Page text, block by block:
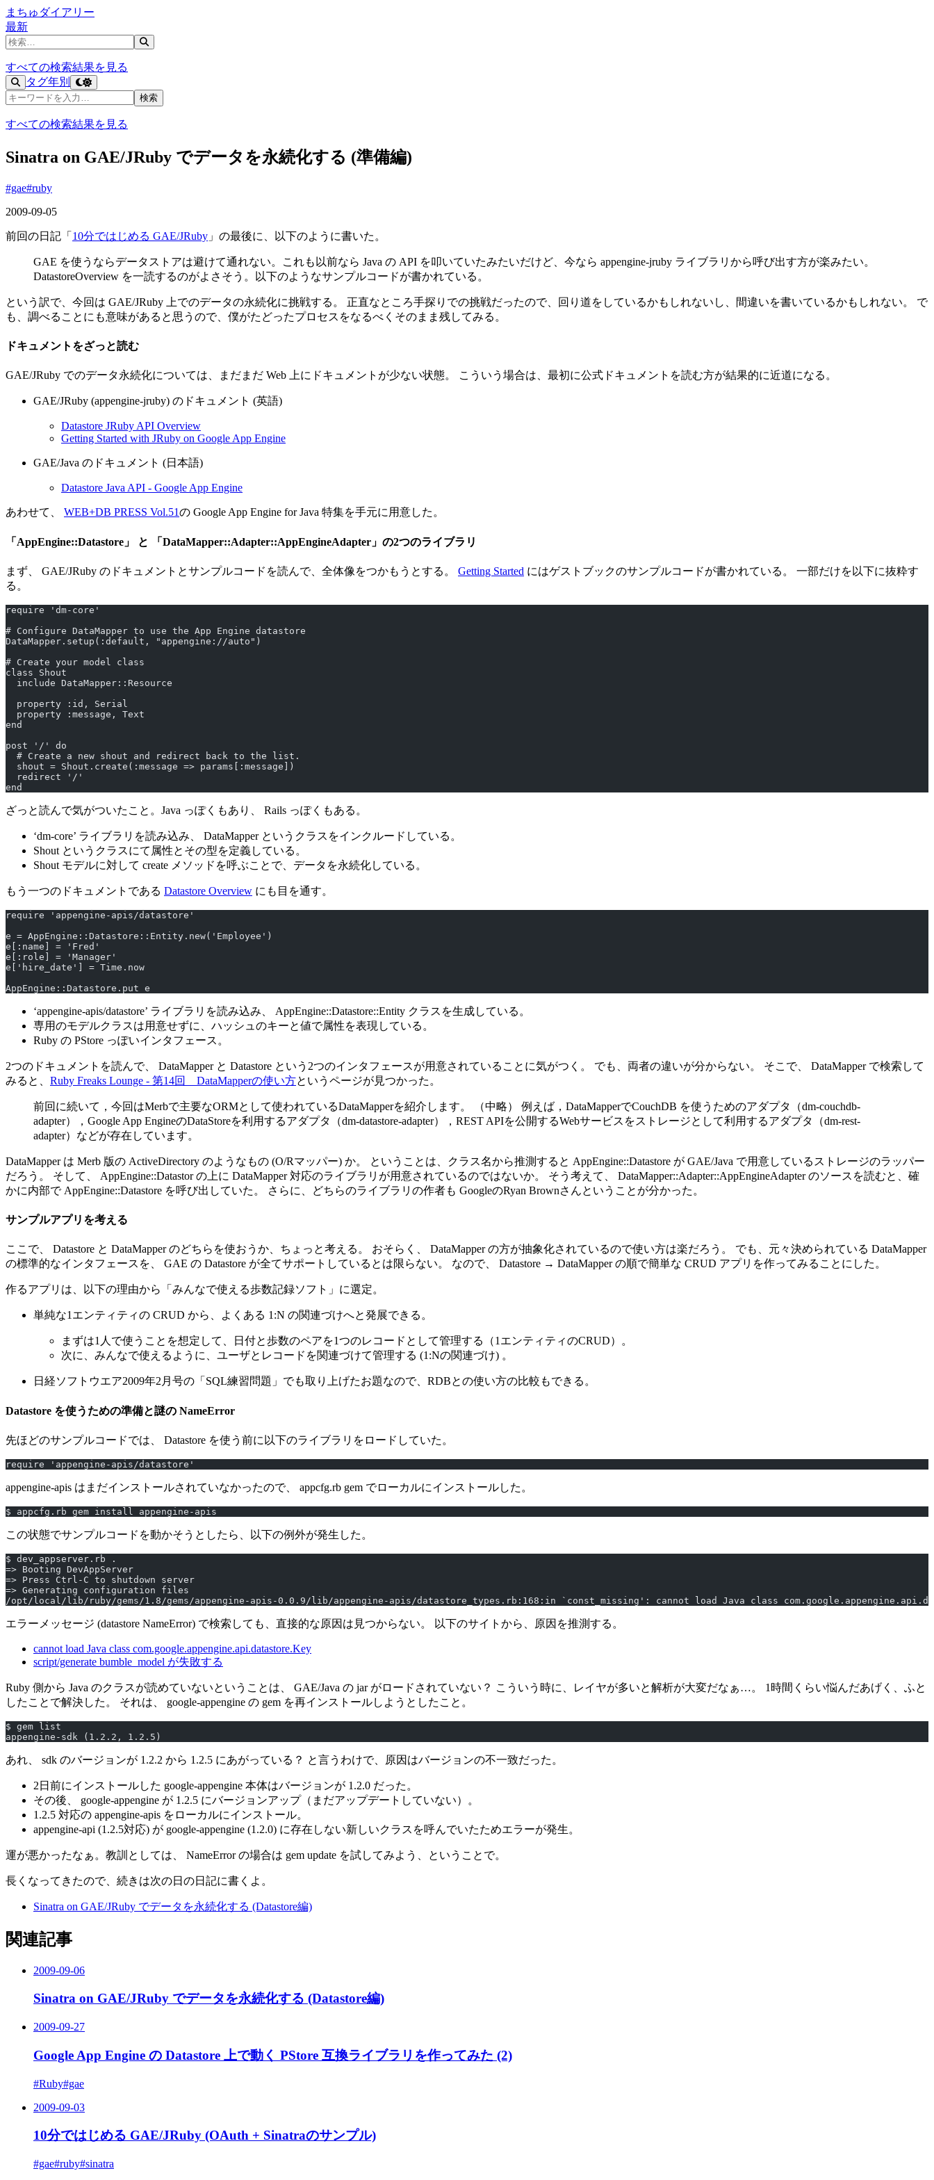
まちゅダイアリー
最新
記事を検索
すべての検索結果を見る
タグ年別
記事を検索
検索
すべての検索結果を見る
Sinatra on GAE/JRuby でデータを永続化する (準備編)
#gae#ruby
2009-09-05
前回の日記「 10分ではじめる GAE/JRuby 」の最後に、以下のように書いた。
GAE を使うならデータストアは避けて通れない。これも以前なら Java の API を叩いていたみたいだけど、今なら appengine-jruby ライブラリから呼び出す方が楽みたい。
DatastoreOverview を一読するのがよさそう。以下のようなサンプルコードが書かれている。
という訳で、今回は GAE/JRuby 上でのデータの永続化に挑戦する。 正直なところ手探りでの挑戦だったので、回り道をしているかもしれないし、間違いを書いているかもしれない。 で
も、調べることにも意味があると思うので、僕がたどったプロセスをなるべくそのまま残してみる。
ドキュメントをざっと読む
GAE/JRuby でのデータ永続化については、まだまだ Web 上にドキュメントが少ない状態。 こういう場合は、最初に公式ドキュメントを読む方が結果的に近道になる。
GAE/JRuby (appengine-jruby) のドキュメント (英語)
Datastore JRuby API Overview
Getting Started with JRuby on Google App Engine
GAE/Java のドキュメント (日本語)
Datastore Java API - Google App Engine
あわせて、 WEB+DB PRESS Vol.51の Google App Engine for Java 特集を手元に用意した。
「AppEngine::Datastore」 と 「DataMapper::Adapter::AppEngineAdapter」の2つのライブラリ
まず、 GAE/JRuby のドキュメントとサンプルコードを読んで、全体像をつかもうとする。 Getting Started にはゲストブックのサンプルコードが書かれている。 一部だけを以下に抜粋す
る。
require 'dm-core'
# Configure DataMapper to use the App Engine datastore
DataMapper.setup(:default, "appengine://auto")
# Create your model class
class Shout
  include DataMapper::Resource
  property :id, Serial
  property :message, Text
end
post '/' do
  # Create a new shout and redirect back to the list.
  shout = Shout.create(:message => params[:message])
  redirect '/'
end
ざっと読んで気がついたこと。Java っぽくもあり、 Rails っぽくもある。
‘dm-core’ ライブラリを読み込み、 DataMapper というクラスをインクルードしている。
Shout というクラスにて属性とその型を定義している。
Shout モデルに対して create メソッドを呼ぶことで、データを永続化している。
もう一つのドキュメントである Datastore Overview にも目を通す。
require 'appengine-apis/datastore'
e = AppEngine::Datastore::Entity.new('Employee')
e[:name] = 'Fred'
e[:role] = 'Manager'
e['hire_date'] = Time.now
AppEngine::Datastore.put e
‘appengine-apis/datastore’ ライブラリを読み込み、 AppEngine::Datastore::Entity クラスを生成している。
専用のモデルクラスは用意せずに、ハッシュのキーと値で属性を表現している。
Ruby の PStore っぽいインタフェース。
2つのドキュメントを読んで、 DataMapper と Datastore という2つのインタフェースが用意されていることに気がつく。 でも、両者の違いが分からない。 そこで、 DataMapper で検索して
みると、 Ruby Freaks Lounge - 第14回 DataMapperの使い方というページが見つかった。
前回に続いて，今回はMerbで主要なORMとして使われているDataMapperを紹介します。 （中略） 例えば，DataMapperでCouchDB を使うためのアダプタ（dm-couchdb-
adapter），Google App EngineのDataStoreを利用するアダプタ（dm-datastore-adapter），REST APIを公開するWebサービスをストレージとして利用するアダプタ（dm-rest-
adapter）などが存在しています。
DataMapper は Merb 版の ActiveDirectory のようなもの (O/Rマッパー) か。 ということは、クラス名から推測すると AppEngine::Datastore が GAE/Java で用意しているストレージのラッパー
だろう。 そして、 AppEngine::Datastor の上に DataMapper 対応のライブラリが用意されているのではないか。 そう考えて、 DataMapper::Adapter::AppEngineAdapter のソースを読むと、確
かに内部で AppEngine::Datastore を呼び出していた。 さらに、どちらのライブラリの作者も GoogleのRyan Brownさんということが分かった。
サンプルアプリを考える
ここで、 Datastore と DataMapper のどちらを使おうか、ちょっと考える。 おそらく、 DataMapper の方が抽象化されているので使い方は楽だろう。 でも、元々決められている DataMapper
の標準的なインタフェースを、 GAE の Datastore が全てサポートしているとは限らない。 なので、 Datastore → DataMapper の順で簡単な CRUD アプリを作ってみることにした。
作るアプリは、以下の理由から「みんなで使える歩数記録ソフト」に選定。
単純な1エンティティの CRUD から、よくある 1:N の関連づけへと発展できる。
まずは1人で使うことを想定して、日付と歩数のペアを1つのレコードとして管理する（1エンティティのCRUD）。
次に、みんなで使えるように、ユーザとレコードを関連づけて管理する (1:Nの関連づけ) 。
日経ソフトウエア2009年2月号の「SQL練習問題」でも取り上げたお題なので、RDBとの使い方の比較もできる。
Datastore を使うための準備と謎の NameError
先ほどのサンプルコードでは、 Datastore を使う前に以下のライブラリをロードしていた。
require 'appengine-apis/datastore'
appengine-apis はまだインストールされていなかったので、 appcfg.rb gem でローカルにインストールした。
$ appcfg.rb gem install appengine-apis
この状態でサンプルコードを動かそうとしたら、以下の例外が発生した。
$ dev_appserver.rb .
=> Booting DevAppServer
=> Press Ctrl-C to shutdown server
=> Generating configuration files
/opt/local/lib/ruby/gems/1.8/gems/appengine-apis-0.0.9/lib/appengine-apis/datastore_types.rb:168:in `const_missing': cannot load Java class
エラーメッセージ (datastore NameError) で検索しても、直接的な原因は見つからない。 以下のサイトから、原因を推測する。
cannot load Java class com.google.appengine.api.datastore.Key
script/generate bumble_model が失敗する
Ruby 側から Java のクラスが読めていないということは、 GAE/Java の jar がロードされていない？ こういう時に、レイヤが多いと解析が大変だなぁ…。 1時間くらい悩んだあげく、ふと
したことで解決した。 それは、 google-appengine の gem を再インストールしようとしたこと。
$ gem list
appengine-sdk (1.2.2, 1.2.5)
あれ、 sdk のバージョンが 1.2.2 から 1.2.5 にあがっている？ と言うわけで、原因はバージョンの不一致だった。
2日前にインストールした google-appengine 本体はバージョンが 1.2.0 だった。
その後、 google-appengine が 1.2.5 にバージョンアップ（まだアップデートしていない）。
1.2.5 対応の appengine-apis をローカルにインストール。
appengine-api (1.2.5対応) が google-appengine (1.2.0) に存在しない新しいクラスを呼んでいたためエラーが発生。
運が悪かったなぁ。教訓としては、 NameError の場合は gem update を試してみよう、ということで。
長くなってきたので、続きは次の日の日記に書くよ。
Sinatra on GAE/JRuby でデータを永続化する (Datastore編)
関連記事
2009-09-06
Sinatra on GAE/JRuby でデータを永続化する (Datastore編)
2009-09-27
Google App Engine の Datastore 上で動く PStore 互換ライブラリを作ってみた (2)
#Ruby#gae
2009-09-03
10分ではじめる GAE/JRuby (OAuth + Sinatraのサンプル)
#gae#ruby#sinatra